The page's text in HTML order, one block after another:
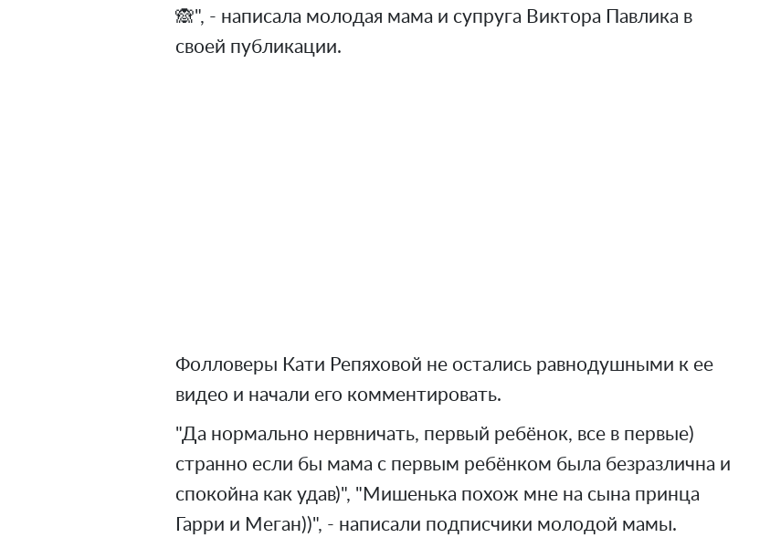
🙈", - написала молодая мама и супруга Виктора Павлика в
своей публикации.
Фолловеры Кати Репяховой не остались равнодушными к ее
видео и начали его комментировать.
"Да нормально нервничать, первый ребёнок, все в первые)
странно если бы мама с первым ребёнком была безразлична и
спокойна как удав)", "Мишенька похож мне на сына принца
Гарри и Меган))", - написали подписчики молодой мамы.